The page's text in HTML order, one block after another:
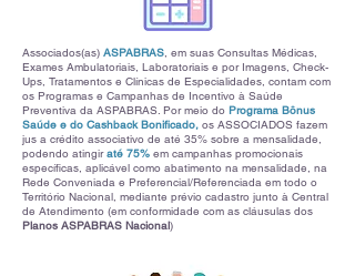
Associados(as) ASPABRAS, em suas Consultas Médicas,
Exames Ambulatoriais, Laboratoriais e por Imagens, Check-
Ups, Tratamentos e Clínicas de Especialidades, contam com
os Programas e Campanhas de Incentivo à Saúde
Preventiva da ASPABRAS. Por meio do Programa Bônus
Saúde e do Cashback Bonificado, os ASSOCIADOS fazem
jus a crédito associativo de até 35% sobre a mensalidade,
podendo atingir até 75% em campanhas promocionais
específicas, aplicável como abatimento na mensalidade, na
Rede Conveniada e Preferencial/Referenciada em todo o
Território Nacional, mediante prévio cadastro junto à Central
de Atendimento (em conformidade com as cláusulas dos
Planos ASPABRAS Nacional)